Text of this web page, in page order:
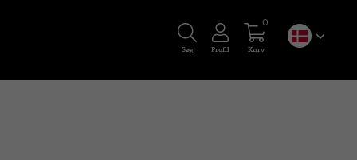
Søg Profil Kurv
0